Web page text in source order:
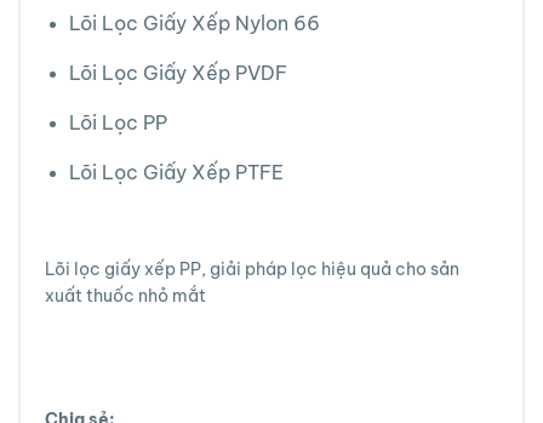
Lõi Lọc Giấy Xếp Nylon 66
Lõi Lọc Giấy Xếp PVDF
Lõi Lọc PP
Lõi Lọc Giấy Xếp PTFE
Lõi lọc giấy xếp PP, giải pháp lọc hiệu quả cho sản
xuất thuốc nhỏ mắt